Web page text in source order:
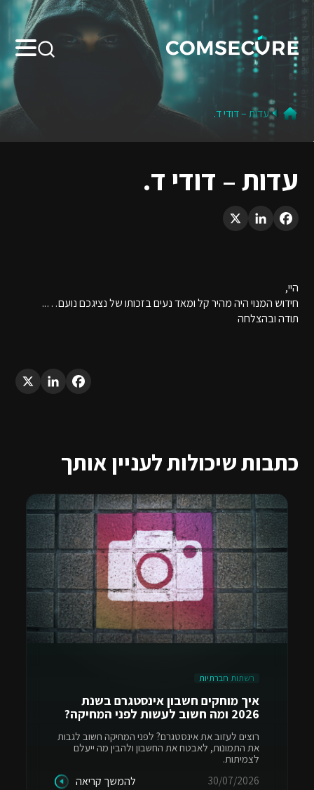
Search:
עדות – דודי ד.
עדות – דודי ד.
Facebook
LinkedIn
X
היי,
חידוש המנוי היה מהיר קל ומאד נעים בזכותו של נציגכם נועם…..
תודה ובהצלחה
Facebook
LinkedIn
X
כתבות שיכולות לעניין אותך
רשתות חברתיות
איך מוחקים חשבון אינסטגרם בשנת
2026 ומה חשוב לעשות לפני המחיקה?
רוצים לעזוב את אינסטגרם? לפני המחיקה חשוב לגבות
את התמונות, לאבטח את החשבון ולהבין מה ייעלם
לצמיתות.
30/07/2026
להמשך קריאה